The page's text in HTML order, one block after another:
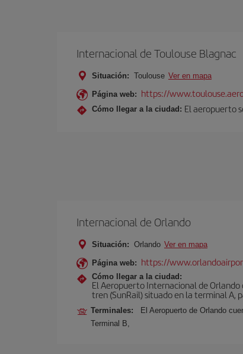
Internacional de Toulouse Blagnac
Situación: Toulouse Ver en mapa
Página web: https://
Cómo llegar a la ciudad: El aeropuerto
Internacional de Orlando
Situación: Orlando Ver en mapa
Página web: https://
Cómo llegar a la ciudad:
El Aeropuerto Internacional de
tren (SunRail) situado en la terminal A,
Terminales:
El Aeropuerto de Orlando
Terminal B,